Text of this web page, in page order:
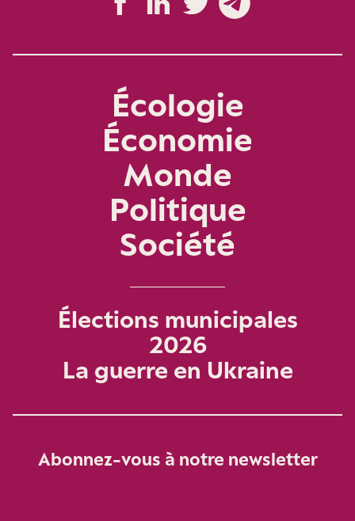
Écologie
Économie
Monde
Politique
Société
Élections municipales
2026
La guerre en Ukraine
Abonnez-vous à notre newsletter